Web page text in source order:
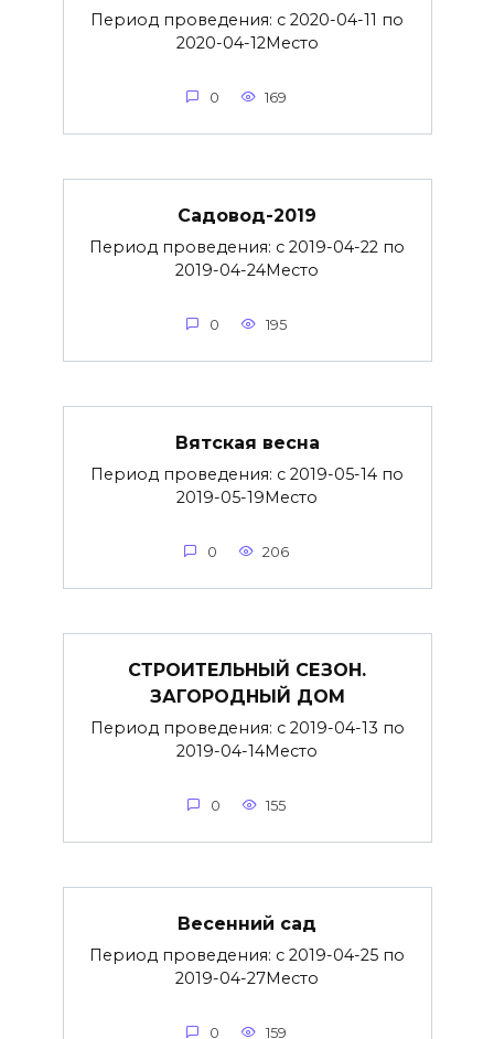
Период проведения: с 2020-04-11 по
2020-04-12Место
0 169
Садовод-2019
Период проведения: с 2019-04-22 по
2019-04-24Место
0 195
Вятская весна
Период проведения: с 2019-05-14 по
2019-05-19Место
0 206
СТРОИТЕЛЬНЫЙ СЕЗОН.
ЗАГОРОДНЫЙ ДОМ
Период проведения: с 2019-04-13 по
2019-04-14Место
0 155
Весенний сад
Период проведения: с 2019-04-25 по
2019-04-27Место
0 159